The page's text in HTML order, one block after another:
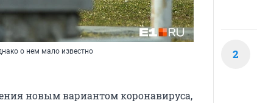
о нем мало известно
новым вариантом коронавируса,
2